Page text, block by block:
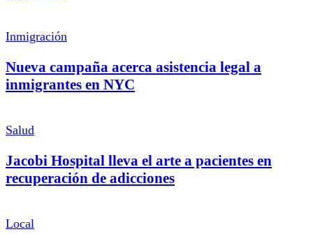
Inmigración
Nueva campaña acerca asistencia legal a
inmigrantes en NYC
Salud
Jacobi Hospital lleva el arte a pacientes en
recuperación de adicciones
Local